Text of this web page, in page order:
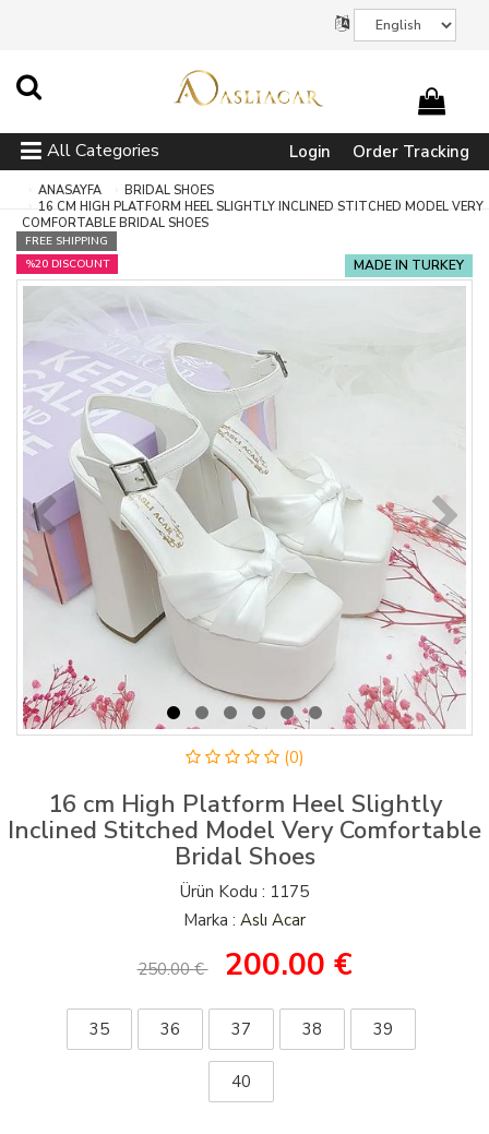
All Categories Login Order Tracking
ANASAYFA
BRIDAL SHOES
16 CM HIGH PLATFORM HEEL SLIGHTLY INCLINED STITCHED MODEL VERY
COMFORTABLE BRIDAL SHOES
FREE SHIPPING
%20 DISCOUNT
MADE IN TURKEY
(0)
16 cm High Platform Heel Slightly
Inclined Stitched Model Very Comfortable
Bridal Shoes
Ürün Kodu : 1175
Marka : Aslı Acar
250.00 € 200.00 €
35 36 37 38 39
40